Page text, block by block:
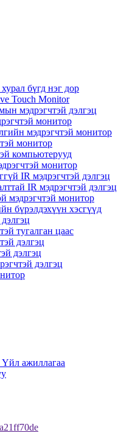
бүгд нэг дор
Touch Monitor
мэдрэгчтэй дэлгэц
монитор
мэдрэгчтэй монитор
монитор
компьютерууд
монитор
IR мэдрэгчтэй дэлгэц
IR мэдрэгчтэй дэлгэц
мэдрэгчтэй монитор
бүрэлдэхүүн хэсгүүд
тугалган цаас
дэлгэц
дэлгэц
дэлгэц
ажиллагаа